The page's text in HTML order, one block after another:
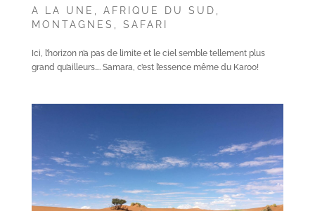
A LA UNE AFRIQUE DU SUD
MONTAGNES
SAFARI
Ici, l’horizon n’a pas de limite et le ciel semble tellement plus
grand qu’ailleurs…. Samara, c’est l’essence même du Karoo!